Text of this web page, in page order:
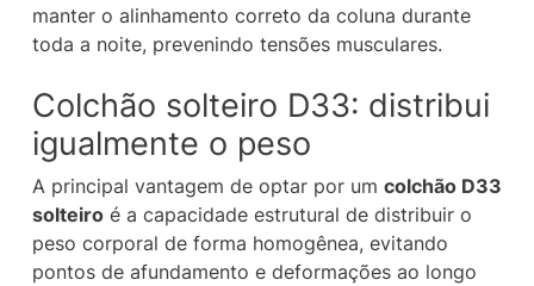
manter o alinhamento correto da coluna durante
toda a noite, prevenindo tensões musculares.
Colchão solteiro D33: distribui
igualmente o peso
A principal vantagem de optar por um colchão D33
solteiroé a capacidade estrutural de distribuir o
peso corporal de forma homogênea, evitando
pontos de afundamento e deformações ao longo